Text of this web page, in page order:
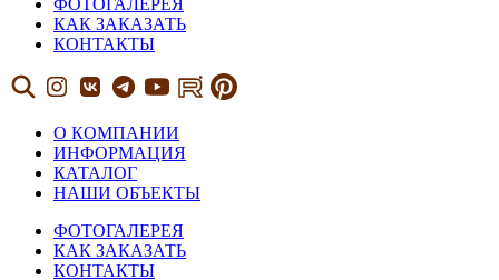
КАК ЗАКАЗАТЬ
КОНТАКТЫ
О КОМПАНИИ
ИНФОРМАЦИЯ
КАТАЛОГ
НАШИ ОБЪЕКТЫ
ФОТОГАЛЕРЕЯ
КАК ЗАКАЗАТЬ
КОНТАКТЫ